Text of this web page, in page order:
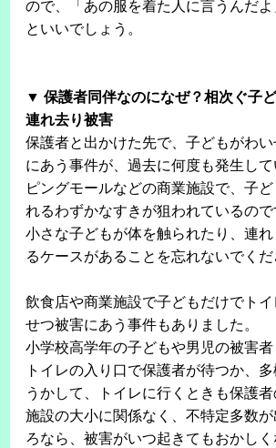
ので、「あの服を着た人に言うんだよ
といいでしょう。
▼ 保護者同伴なのになぜ？相次ぐ子ど
連れ去り被害
保護者と出かけた先で、子どもがわ
にあう事件が、過去に何度も発生し
ピングモールなどの商業施設で、子
れるわずかなすきが狙われているので
小さな子どもが体を触られたり、連
るケースがあることを忘れないでくだ
飲食店や商業施設で子どもだけでト
せつ被害にあう事件もありました。
小学校高学年の子どもや男児の被害者
トイレの入り口で保護者が待つか、
うかして、トイレに行くときも保護者
施設の大小に関係なく、不特定多数が
ろなら、被害がいつ起きてもおかしく